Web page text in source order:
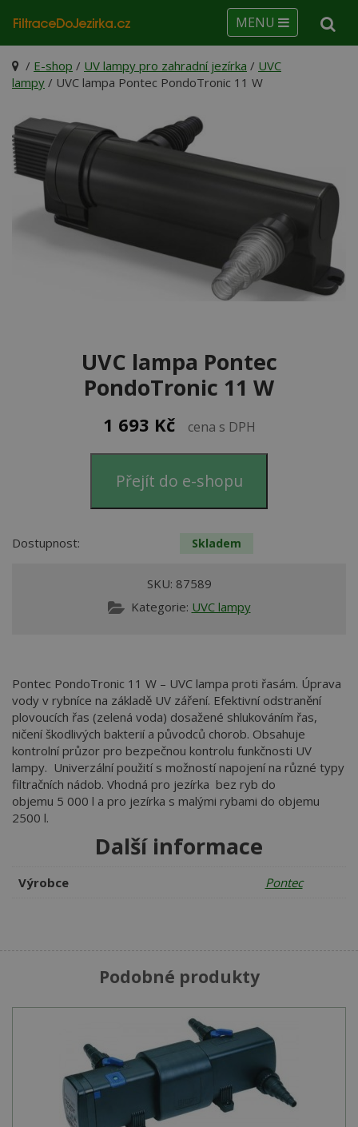
MENU
/ E-shop / UV lampy pro zahradní jezírka / UVC
lampy / UVC lampa Pontec PondoTronic 11 W
UVC lampa Pontec
PondoTronic 11 W
1 693 Kč cena s DPH
Přejít do e-shopu
Dostupnost: Skladem
SKU: 87589
Kategorie: UVC lampy
Pontec PondoTronic 11 W – UVC lampa proti řasám. Úprava
vody v rybníce na základě UV záření. Efektivní odstranění
plovoucích řas (zelená voda) dosažené shlukováním řas,
ničení škodlivých bakterií a původců chorob. Obsahuje
kontrolní průzor pro bezpečnou kontrolu funkčnosti UV
lampy. Univerzální použití s možností napojení na různé typy
filtračních nádob. Vhodná pro jezírka bez ryb do
objemu 5 000 l a pro jezírka s malými rybami do objemu
2500 l.
Další informace
Výrobce Pontec
Podobné produkty